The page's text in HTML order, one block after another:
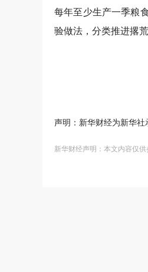
每年至少生产一季粮
验做法，分类推进撂
声明：新华财经为新华社
新华财经声明：本文内容仅